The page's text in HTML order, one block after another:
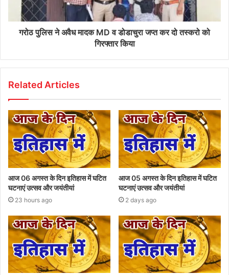
गरोठ पुलिस ने अवैध मादक MD व डोडाचुरा जप्त कर दो तस्करो को
गिरफ्तार किया
Related Articles
आज 06 अगस्त के दिन इतिहास में घटित
घटनाएं उत्सव और जयंतीयां
23 hours ago
आज 05 अगस्त के दिन इतिहास में घटित
घटनाएं उत्सव और जयंतीयां
2 days ago